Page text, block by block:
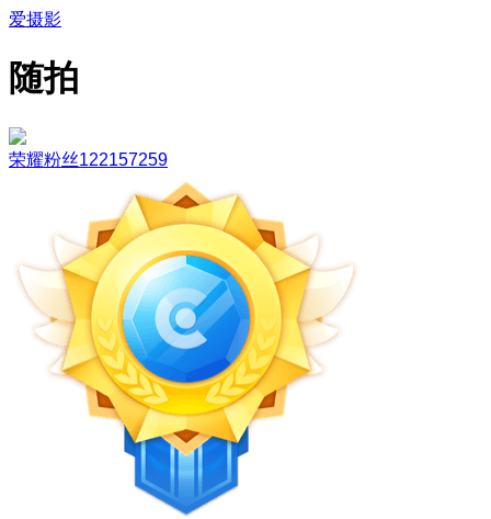
爱摄影
随拍
荣耀粉丝122157259